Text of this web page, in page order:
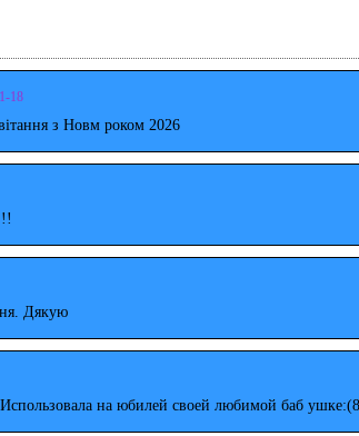
18
з Новм роком 2026
Дякую
на юбилей своей любимой баб